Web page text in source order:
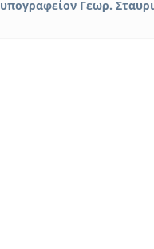
Γεωρ.